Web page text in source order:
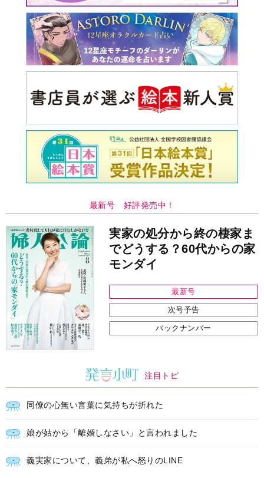
最新号 好評発売中！
実家の処分から終の棲家ま
でどうする？60代からの家
モンダイ
最新号
次号予告
バックナンバー
注目トピ
同僚の心無い言葉に気持ちが折れた
娘が姑から「離婚しなさい」と言われました
義実家について、義弟が私へ怒りのLINE